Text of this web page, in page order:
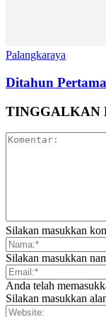
Palangkaraya
Ditahun
TINGGALKAN
Silakan masukkan
Silakan masukkan
Anda telah
Silakan masukkan